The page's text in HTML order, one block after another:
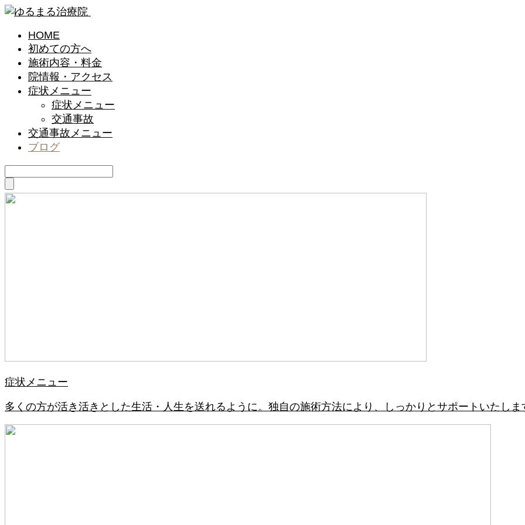
HOME
初めての方へ
施術内容・料金
院情報・アクセス
症状メニュー
症状メニュー
交通事故
交通事故メニュー
ブログ
症状メニュー
多くの方が活き活きとした生活・人生を送れるように。独自の施術方法により、しっかりとサポートいたしま